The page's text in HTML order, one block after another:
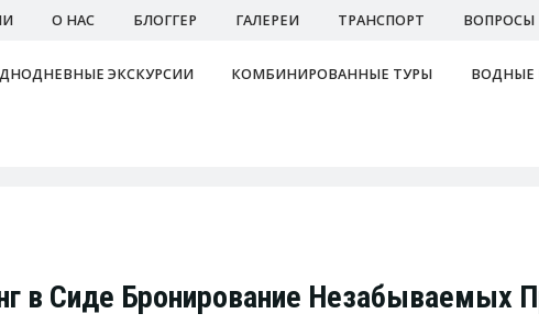
О НАС БЛОГГЕР ГАЛЕРЕИ ТРАНСПОРТ ВОПРОСЫ
ЭКСКУРСИИ КОМБИНИРОВАННЫЕ ТУРЫ ВОДНЫЕ
в Сиде Бронирование Незабываемых